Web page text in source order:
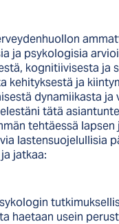
ja psykologisia
kognitiivisesta ja
kehityksestä ja
dynamiikasta ja
tätä
tehtäessä lapsen
lastensuojelullisia
jatkaa:
haetaan usein